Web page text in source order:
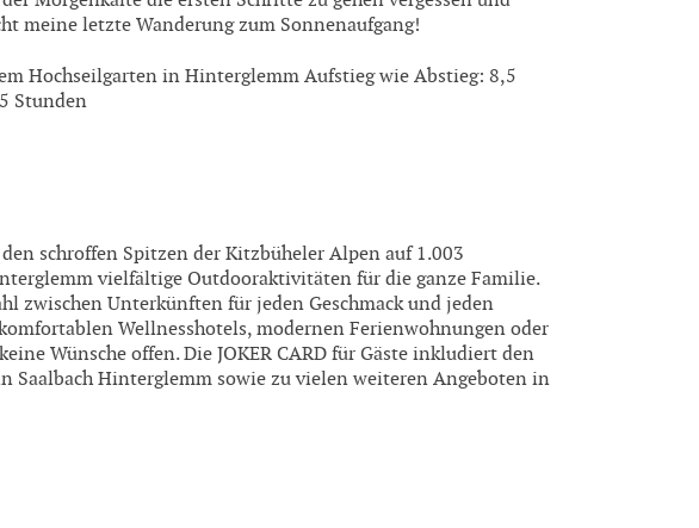
meine letzte Wanderung zum Sonnenaufgang!
Hochseilgarten in Hinterglemm Aufstieg wie Abstieg: 8,5
Stunden
schroffen Spitzen der Kitzbüheler Alpen auf 1.003
vielfältige Outdooraktivitäten für die ganze Familie.
zwischen Unterkünften für jeden Geschmack und jeden
Wellnesshotels, modernen Ferienwohnungen oder
Wünsche offen. Die JOKER CARD für Gäste inkludiert den
Saalbach Hinterglemm sowie zu vielen weiteren Angeboten in